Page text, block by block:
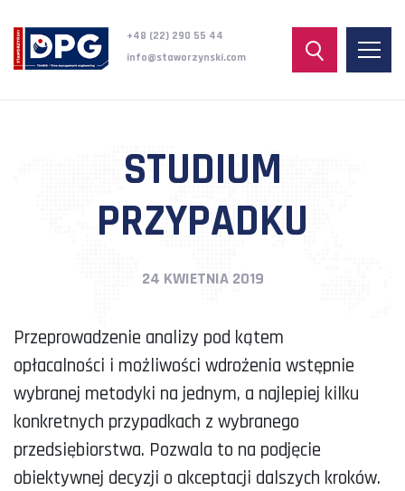
+48 (22) 290 55 44
info@staworzynski.com
STUDIUM
PRZYPADKU
24 KWIETNIA 2019
Przeprowadzenie analizy pod kątem
opłacalności i możliwości wdrożenia wstępnie
wybranej metodyki na jednym, a najlepiej kilku
konkretnych przypadkach z wybranego
przedsiębiorstwa. Pozwala to na podjęcie
obiektywnej decyzji o akceptacji dalszych kroków.